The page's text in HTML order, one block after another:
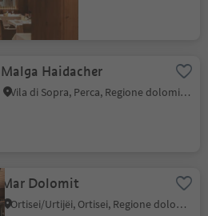
Malga Haidacher
Vila di Sopra, Perca, Regione dolomitica Plan de Corones
Mar Dolomit
Ortisei/Urtijëi, Ortisei, Regione dolomitica Val Gardena